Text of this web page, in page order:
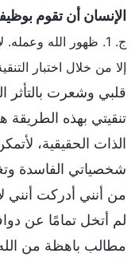
الإنسان أن تقوم
ج. 1. ظهور الله
إلا من خلال اختبار
قلبي وشعرت بالتأثر
تنقيتي بهذه
الذات الحقيقية،
شخصياتي الفاسدة
من أنني أدركت أنني
لم أتخل تمامًا عن
مطالب باهظة من